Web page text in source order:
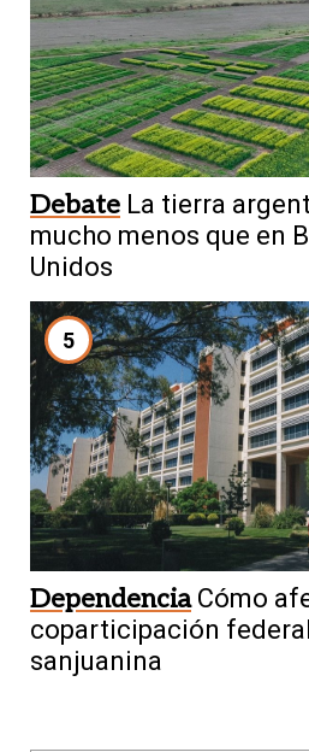
Debate La tierra
mucho menos que en
Unidos
5
Dependencia Cómo
coparticipación
sanjuanina